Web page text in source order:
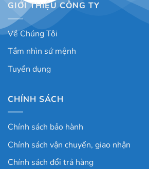
GIỚI THIỆU CÔNG TY
Về Chúng Tôi
Tầm nhìn sứ mệnh
Tuyển dụng
CHÍNH SÁCH
Chính sách bảo hành
Chính sách vận chuyển, giao nhận
Chính sách đổi trả hàng